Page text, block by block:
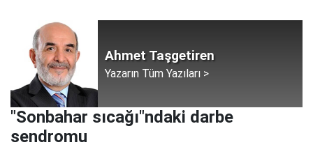
Ahmet Taşgetiren
Yazarın Tüm Yazıları >
"Sonbahar sıcağı"ndaki darbe
sendromu